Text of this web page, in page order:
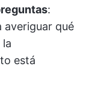
:
averiguar qué
está